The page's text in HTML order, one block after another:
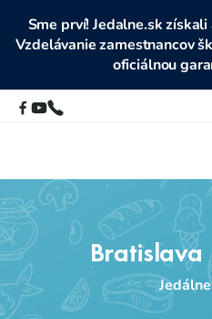
Sme prví! Jedalne.sk
Vzdelávanie zamestnancov
oficiálnou
Bratislava